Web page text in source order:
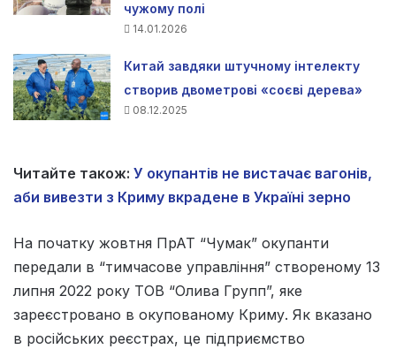
чужому полі
14.01.2026
Китай завдяки штучному інтелекту
створив двометрові «соєві дерева»
08.12.2025
Читайте також: У окупантів не вистачає вагонів,
аби вивезти з Криму вкрадене в Україні зерно
На початку жовтня ПрАТ “Чумак” окупанти
передали в “тимчасове управління” створеному 13
липня 2022 року ТОВ “Олива Групп”, яке
зареєстровано в окупованому Криму. Як вказано
в російських реєстрах, це підприємство